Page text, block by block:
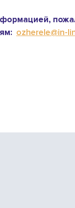
ozherele@in-